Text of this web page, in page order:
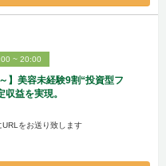
~ 20:00
】美容未経験9割“投資型フ
益を実現。
をお送り致します